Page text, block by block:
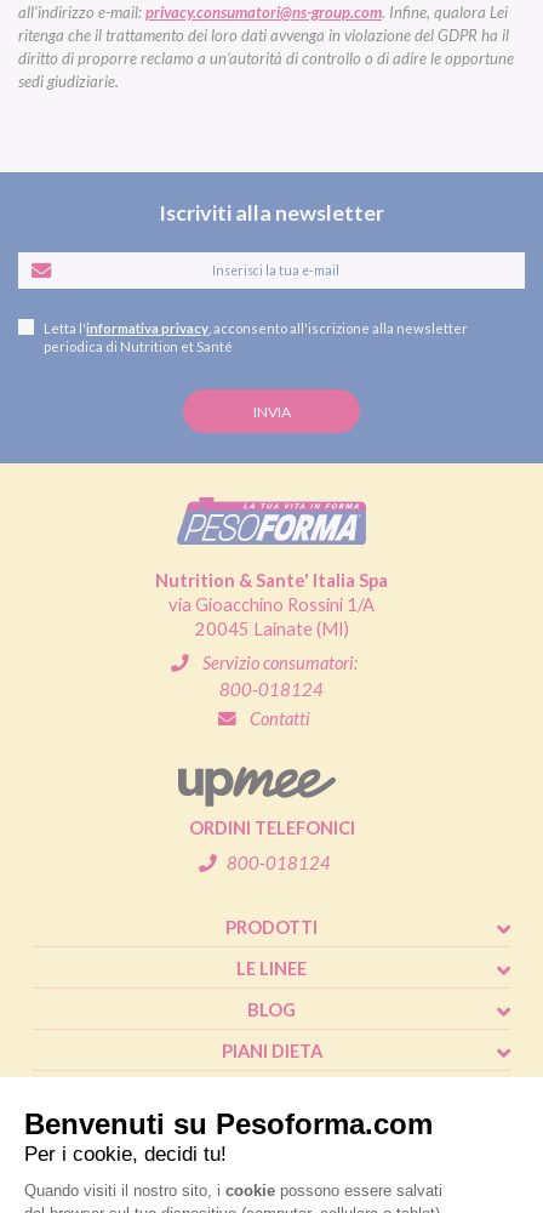
all’indirizzo e-mail:privacy.consumatori@ns-group.com. Infine, qualora Lei
ritenga che il trattamento dei loro dati avvenga in violazione del GDPR ha il
diritto di proporre reclamo a un’autorità di controllo o di adire le opportune
sedi giudiziarie.
Iscriviti alla newsletter
Letta l'informativa privacy , acconsento all'iscrizione alla newsletter
periodica di Nutrition et Santé
Nutrition & Sante' Italia Spa
via Gioacchino Rossini 1/A
20045 Lainate (MI)
Servizio consumatori:
800-018124
Contatti
ORDINI TELEFONICI
800-018124
PRODOTTI
LE LINEE
BLOG
PIANI DIETA
CALCOLO BMI